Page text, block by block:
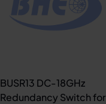
BUSR13 DC-18GHz
Redundancy Switch for